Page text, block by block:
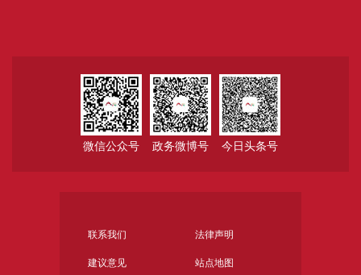
微信公众号 政务微博号 今日头条号
联系我们 法律声明
建议意见 站点地图